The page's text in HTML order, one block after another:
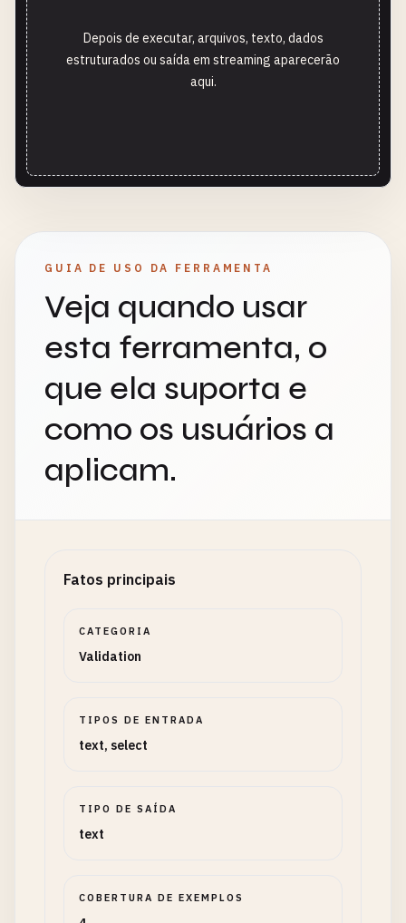
Depois de executar, arquivos, texto, dados
estruturados ou saída em streaming aparecerão
aqui.
GUIA DE USO DA FERRAMENTA
Veja quando usar
esta ferramenta, o
que ela suporta e
como os usuários a
aplicam.
Fatos principais
CATEGORIA
Validation
TIPOS DE ENTRADA
text, select
TIPO DE SAÍDA
text
COBERTURA DE EXEMPLOS